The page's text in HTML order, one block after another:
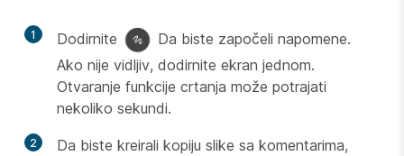
1 Dodirnite
Da biste započeli napomene.
Ako nije vidljiv, dodirnite ekran jednom.
Otvaranje funkcije crtanja može potrajati
nekoliko sekundi.
2
Da biste kreirali kopiju slike sa komentarima,